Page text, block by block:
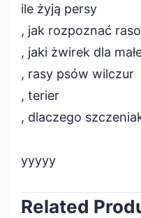
ile żyją persy
, jak rozpoznać
, jaki żwirek dla
, rasy psów wilczur
, terier
, dlaczego
yyyyy
Related